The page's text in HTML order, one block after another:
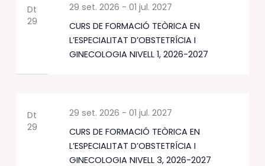
Dt
29
CURS DE FORMACIÓ TEÒRICA EN
L’ESPECIALITAT D’OBSTETRÍCIA I
GINECOLOGIA NIVELL 1, 2026-2027
29 set. 2026 - 01 jul. 2027
Dt
29
CURS DE FORMACIÓ TEÒRICA EN
L’ESPECIALITAT D’OBSTETRÍCIA I
GINECOLOGIA NIVELL 3, 2026-2027
29 set. 2026 - 01 jul. 2027